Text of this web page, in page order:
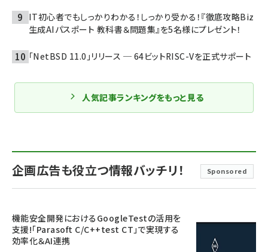
企画広告も役立つ情報バッチリ！ Sponsored
機能安全開発におけるGoogleTestの活用を
支援!「Parasoft C/C++test CT」で実現する
効率化＆AI連携
IT初心者でもしっかりわかる！しっかり受かる！『徹底攻略Biz
生成AIパスポート 教科書＆問題集』を5名様にプレゼント！
「NetBSD 11.0」リリース ─ 64ビットRISC-Vを正式サポート
人気記事ランキングをもっと見る